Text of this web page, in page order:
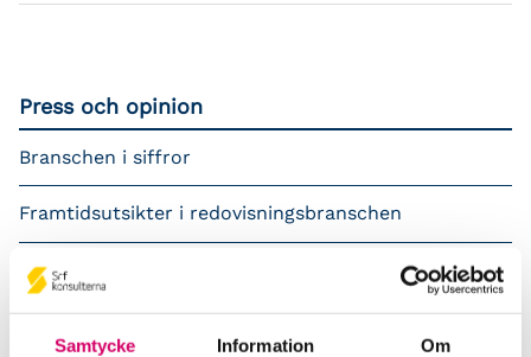
Samtycke Information Om
Press och opinion
Branschen i siffror
Framtidsutsikter i redovisningsbranschen
Prenumerera på våra nyhetsbrev